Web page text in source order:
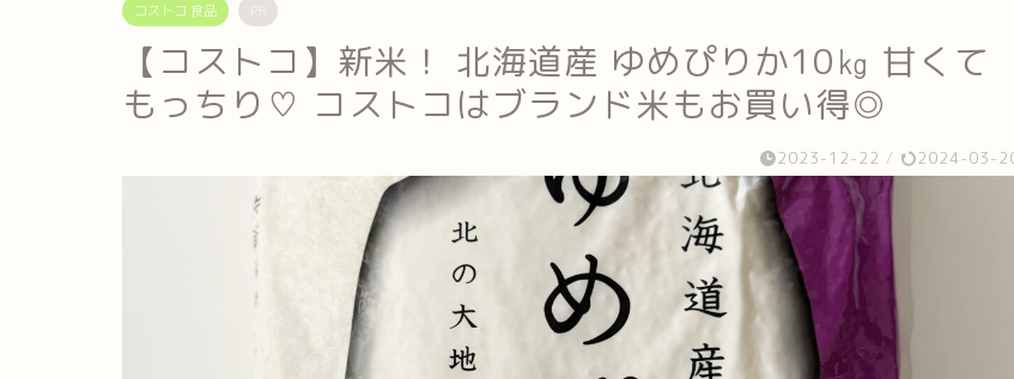
コストコ 食品 PR
【コストコ】新米！ 北海道産 ゆめぴりか10㎏ 甘くて
もっちり♡ コストコはブランド米もお買い得◎
2023-12-22 / 2024-03-